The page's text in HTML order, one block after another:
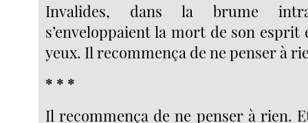
Invalides, dans la brume
s’enveloppaient la mort de son esprit
yeux. Il recommença de ne penser à
* * *
Il recommença de ne penser à rien.